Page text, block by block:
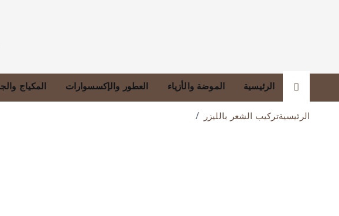
ت
ى
الرئيسية الموضة والأزياء العطور والإكسسوارات المكياج
الرئيسيةتركيب الشعر بالليزر